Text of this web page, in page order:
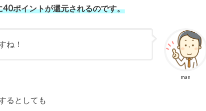
ポイントが還元されるのです。
man
ね！
るとしても